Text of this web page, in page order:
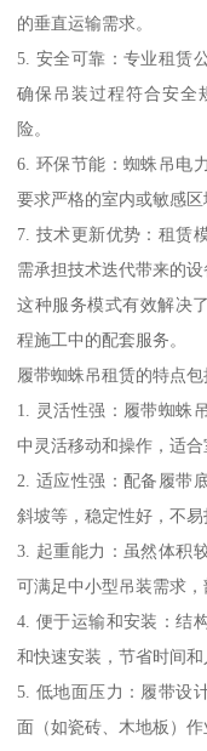
的垂直运输需求。
5. 安全可靠：专业租赁
确保吊装过程符合安全
险。
6. 环保节能：蜘蛛吊电
要求严格的室内或敏感区
7. 技术更新优势：租赁
需承担技术迭代带来的设
这种服务模式有效解决
程施工中的配套服务。
履带蜘蛛吊租赁的特点包
1. 灵活性强：履带蜘蛛
中灵活移动和操作，适合
2. 适应性强：配备履带
斜坡等，稳定性好，不易
3. 起重能力：虽然体积
可满足中小型吊装需求
4. 便于运输和安装：结
和快速安装，节省时间和
5. 低地面压力：履带设
面（如瓷砖、木地板）作